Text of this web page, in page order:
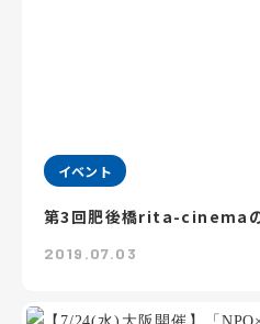
イベント
第3回肥後橋rita-cinema
2019.07.03